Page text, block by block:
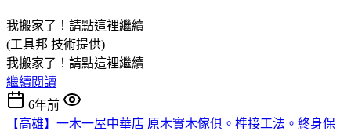
我搬家了！請點這裡繼續
(工具邦 技術提供)
我搬家了！請點這裡繼續
繼續閱讀
6年前
【高雄】一木一屋中華店 原木實木傢俱。榫接工法。終身保